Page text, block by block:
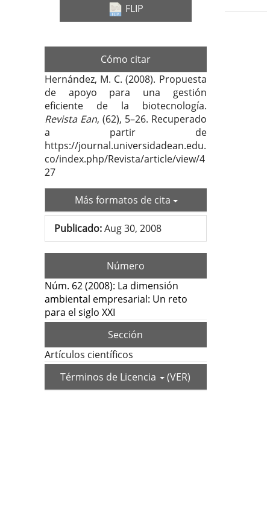
FLIP
Cómo citar
Hernández, M. C. (2008). Propuesta
de apoyo para una gestión
eficiente de la biotecnología.
Revista Ean, (62), 5–26. Recuperado
a partir de
https://journal.universidadean.edu.
co/index.php/Revista/article/view/4
27
Más formatos de cita
Publicado:Aug 30, 2008
Número
Núm. 62 (2008): La dimensión
ambiental empresarial: Un reto
para el siglo XXI
Sección
Artículos científicos
Términos de Licencia
(VER)